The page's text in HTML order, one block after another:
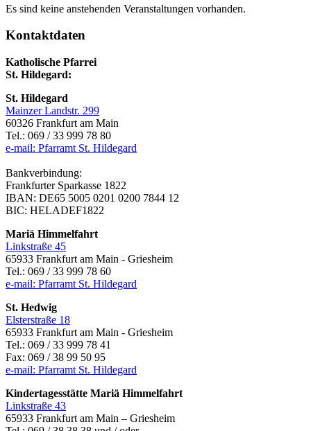
Es sind keine anstehenden Veranstaltungen vorhanden.
Kontaktdaten
Katholische Pfarrei
St. Hildegard:
St. Hildegard
Mainzer Landstr. 299
60326 Frankfurt am Main
Tel.: 069 / 33 999 78 80
e-mail: Pfarramt St. Hildegard
Bankverbindung:
Frankfurter Sparkasse 1822
IBAN: DE65 5005 0201 0200 7844 12
BIC: HELADEF1822
Mariä Himmelfahrt
Linkstraße 45
65933 Frankfurt am Main - Griesheim
Tel.: 069 / 33 999 78 60
e-mail: Pfarramt St. Hildegard
St. Hedwig
Elsterstraße 18
65933 Frankfurt am Main - Griesheim
Tel.: 069 / 33 999 78 41
Fax: 069 / 38 99 50 95
e-mail: Pfarramt St. Hildegard
Kindertagesstätte Mariä Himmelfahrt
Linkstraße 43
65933 Frankfurt am Main – Griesheim